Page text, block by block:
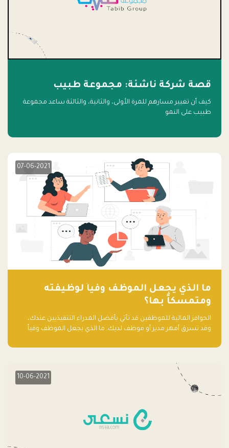
قصة شركة ناشئة: مجموعة طبيب
كيف أن تغيير مسارهم للمرة الأولى، والثانية، والثالثة ساعد مجموعة
طبيب على النمو
07-06-2021
ما الذي يجعل الموظف وفياً لوظيفته
ومتمسكاً بها؟
الحوافز المالية للموظفين قد تأتي بأفضل المدراء التنفيذيين عندك،
وقد تسرق أمهر مدير أو موظف لديك. ما الذي يجعل الموظف وفياً
10-06-2021